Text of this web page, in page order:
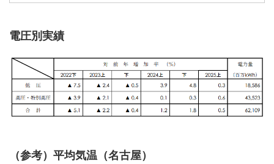
電圧別実績
（参考）平均気温（名古屋）